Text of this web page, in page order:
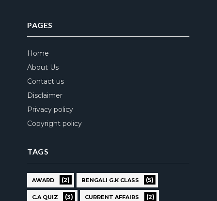
PAGES
Home
About Us
Contact us
Disclaimer
Privacy policy
Copyright policy
TAGS
AWARD (2) BENGALI G.K CLASS (5)
C.A QUIZ (3) CURRENT AFFAIRS (2)